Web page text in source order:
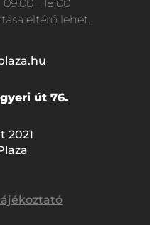
09:00 - 18:00
eltérő lehet.
út 76.
2021